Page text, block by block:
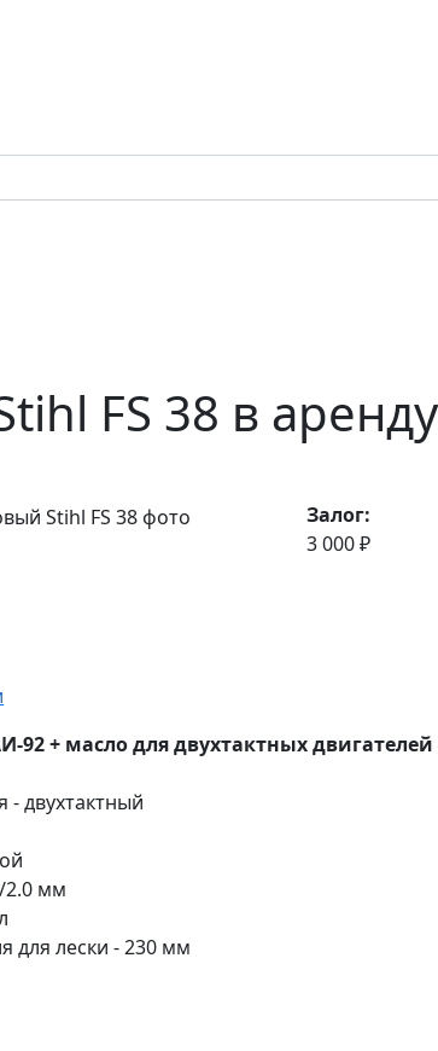
FS 38 в аренду
Залог:
3 000 ₽
92 + масло для двухтактных двигателей
- двухтактный
2.0 мм
для лески - 230 мм